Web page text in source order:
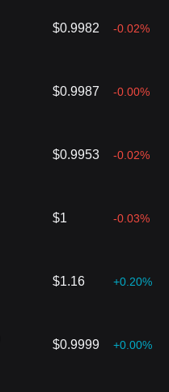
$0.9982 -0.02%
$0.9987 -0.00%
$0.9953 -0.02%
$1 -0.03%
$1.16 +0.20%
$0.9999 +0.00%